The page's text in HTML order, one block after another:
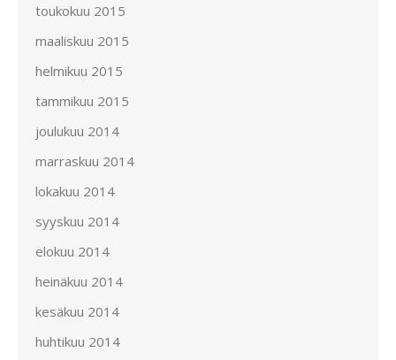
toukokuu 2015
maaliskuu 2015
helmikuu 2015
tammikuu 2015
joulukuu 2014
marraskuu 2014
lokakuu 2014
syyskuu 2014
elokuu 2014
heinäkuu 2014
kesäkuu 2014
huhtikuu 2014